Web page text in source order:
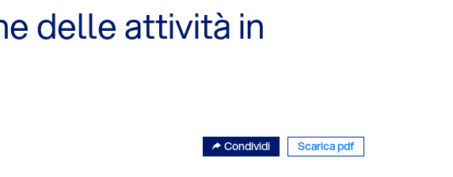
delle attività in
Condividi Scarica pdf